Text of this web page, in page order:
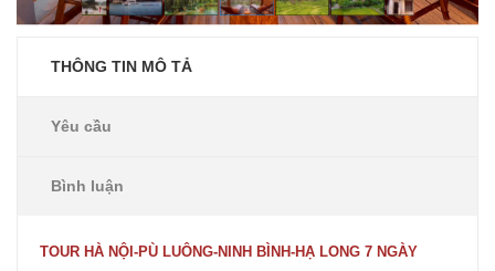
THÔNG TIN MÔ TẢ
Yêu cầu
Bình luận
TOUR HÀ NỘI-PÙ LUÔNG-NINH BÌNH-HẠ LONG 7 NGÀY